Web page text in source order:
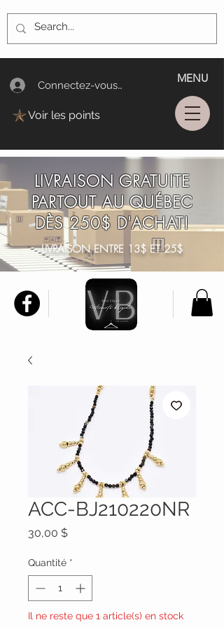
Connectez-vous/Log In
MENU
Voir les points
LIVRAISON GRATUITE
PARTOUT AU QUÉBEC
DÈS 250$ D'ACHAT!
LIVRAISON ENTRE 13$ ET 25$
ACC-BJ210220NR
30,00 $Prix
Quantité *
Il ne reste que 1 article(s) en stock